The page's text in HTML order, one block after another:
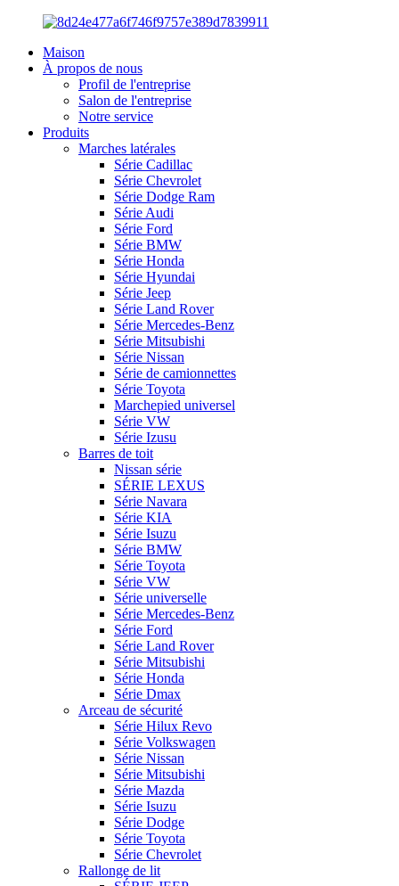
Maison
À propos de nous
Profil de l'entreprise
Salon de l'entreprise
Notre service
Produits
Marches latérales
Série Cadillac
Série Chevrolet
Série Dodge Ram
Série Audi
Série Ford
Série BMW
Série Honda
Série Hyundai
Série Jeep
Série Land Rover
Série Mercedes-Benz
Série Mitsubishi
Série Nissan
Série de camionnettes
Série Toyota
Marchepied universel
Série VW
Série Izusu
Barres de toit
Nissan série
SÉRIE LEXUS
Série Navara
Série KIA
Série Isuzu
Série BMW
Série Toyota
Série VW
Série universelle
Série Mercedes-Benz
Série Ford
Série Land Rover
Série Mitsubishi
Série Honda
Série Dmax
Arceau de sécurité
Série Hilux Revo
Série Volkswagen
Série Nissan
Série Mitsubishi
Série Mazda
Série Isuzu
Série Dodge
Série Toyota
Série Chevrolet
Rallonge de lit